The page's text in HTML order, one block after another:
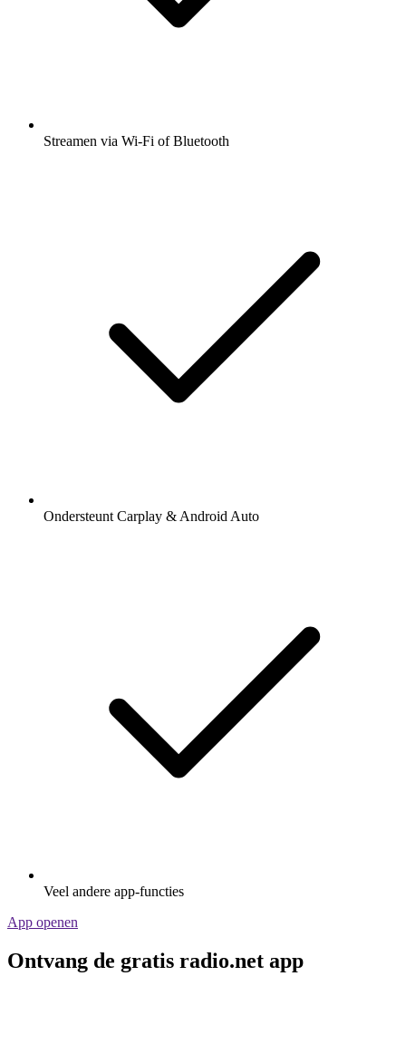
Streamen via Wi-Fi of Bluetooth
Ondersteunt Carplay & Android Auto
Veel andere app-functies
App openen
Ontvang de gratis radio.net app